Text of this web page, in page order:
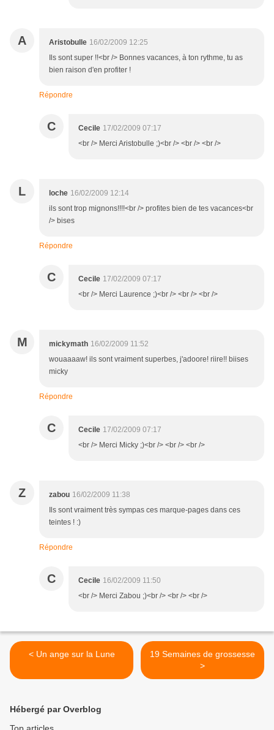
A Aristobulle 16/02/2009 12:25
Ils sont super !!<br /> Bonnes vacances, à ton rythme, tu as
bien raison d'en profiter !
Répondre
C Cecile 17/02/2009 07:17
<br /> Merci Aristobulle ;)<br /> <br /> <br />
L loche 16/02/2009 12:14
ils sont trop mignons!!!!<br /> profites bien de tes vacances<br
/> bises
Répondre
C Cecile 17/02/2009 07:17
<br /> Merci Laurence ;)<br /> <br /> <br />
M mickymath 16/02/2009 11:52
wouaaaaw! ils sont vraiment superbes, j'adoore! riire!! biises
micky
Répondre
C Cecile 17/02/2009 07:17
<br /> Merci Micky ;)<br /> <br /> <br />
Z zabou 16/02/2009 11:38
Ils sont vraiment très sympas ces marque-pages dans ces
teintes ! :)
Répondre
C Cecile 16/02/2009 11:50
<br /> Merci Zabou ;)<br /> <br /> <br />
< Un ange sur la Lune
19 Semaines de grossesse
>
Hébergé par Overblog